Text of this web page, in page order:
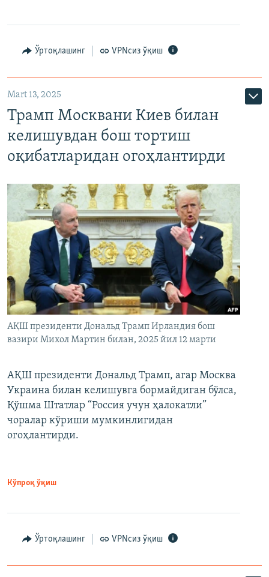
Ўртоқлашинг VPNсиз ўқиш
Mart 13, 2025
Трамп Москвани Киев билан
келишувдан бош тортиш
оқибатларидан огоҳлантирди
АҚШ президенти Дональд Трамп Ирландия бош
вазири Михол Мартин билан, 2025 йил 12 марти
АҚШ президенти Дональд Трамп, агар Москва
Украина билан келишувга бормайдиган бўлса,
Қўшма Штатлар “Россия учун ҳалокатли”
чоралар кўриши мумкинлигидан
огоҳлантирди.
Кўпроқ ўқиш
Ўртоқлашинг VPNсиз ўқиш